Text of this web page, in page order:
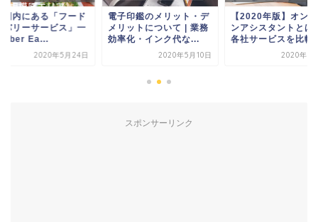
国内にある「フード
バリーサービス」一
Uber Ea...
2020年5月24日
電子印鑑のメリット・デ
メリットについて | 業務
効率化・インク代な...
2020年5月10日
【2020年版】オン
ンアシスタントとは
各社サービスを比較
2020年5
スポンサーリンク